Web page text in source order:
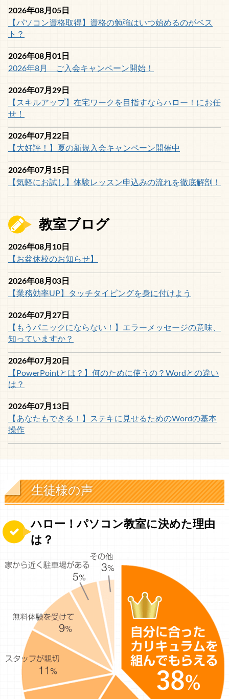
2026年08月05日
【パソコン資格取得】資格の勉強はいつ始めるのがベス
ト？
2026年08月01日
2026年8月 ご入会キャンペーン開始！
2026年07月29日
【スキルアップ】在宅ワークを目指すならハロー！にお任
せ！
2026年07月22日
【大好評！】夏の新規入会キャンペーン開催中
2026年07月15日
【気軽にお試し】体験レッスン申込みの流れを徹底解剖！
教室ブログ
2026年08月10日
【お盆休校のお知らせ】
2026年08月03日
【業務効率UP】タッチタイピングを身に付けよう
2026年07月27日
【もうパニックにならない！】エラーメッセージの意味、
知っていますか？
2026年07月20日
【PowerPointとは？】何のために使うの？Wordとの違い
は？
2026年07月13日
【あなたもできる！】ステキに見せるためのWordの基本
操作
生徒様の声
ハロー！パソコン教室に決めた理由
は？